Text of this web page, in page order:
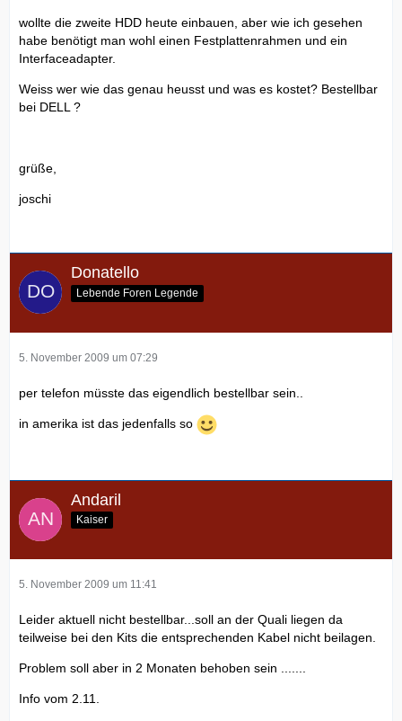
wollte die zweite HDD heute einbauen, aber wie ich gesehen
habe benötigt man wohl einen Festplattenrahmen und ein
Interfaceadapter.
Weiss wer wie das genau heusst und was es kostet? Bestellbar
bei DELL ?
grüße,
joschi
Donatello
Lebende Foren Legende
5. November 2009 um 07:29
per telefon müsste das eigendlich bestellbar sein..
in amerika ist das jedenfalls so
Andaril
Kaiser
5. November 2009 um 11:41
Leider aktuell nicht bestellbar...soll an der Quali liegen da
teilweise bei den Kits die entsprechenden Kabel nicht beilagen.
Problem soll aber in 2 Monaten behoben sein .......
Info vom 2.11.